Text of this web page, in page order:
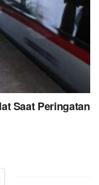
Saat Peringatan